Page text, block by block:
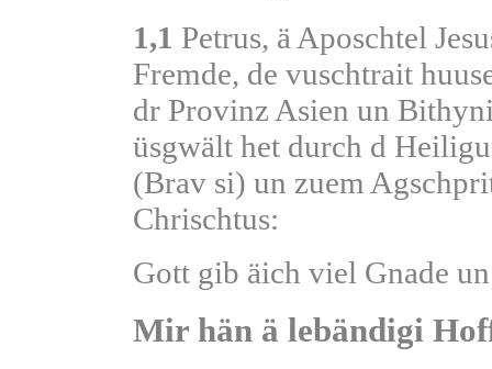
1,1 Petrus, ä Aposchtel
Fremde, de vuschtrait
dr Provinz Asien un
üsgwält het durch d
(Brav si) un zuem
Chrischtus:
Gott gib äich viel Gnade
Mir hän ä lebändigi